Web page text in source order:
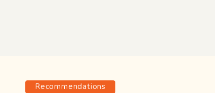
Recommendations